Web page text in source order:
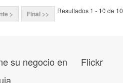
Resultados 1 - 10 de 10
> Final >>
su negocio en
Flickr